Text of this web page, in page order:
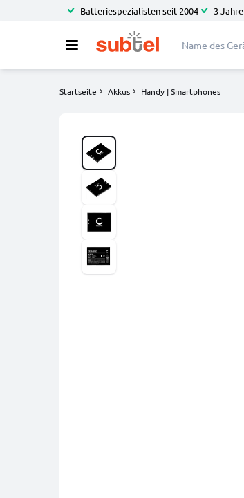
Batteriespezialisten seit 2004 3
Startseite Akkus Handy | Smartphones